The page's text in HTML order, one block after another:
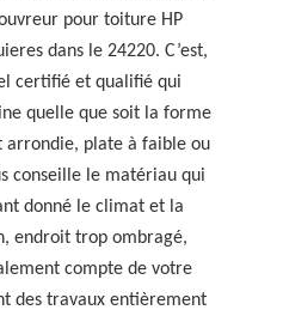
pour toiture HP
dans le 24220. C’est,
certifié et qualifié qui
quelle que soit la forme
arrondie, plate à faible ou
conseille le matériau qui
donné le climat et la
endroit trop ombragé,
compte de votre
des travaux entièrement